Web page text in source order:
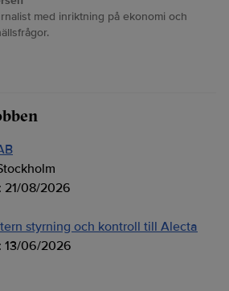
med inriktning på ekonomi och
21/08/2026
styrning och kontroll till Alecta
13/06/2026